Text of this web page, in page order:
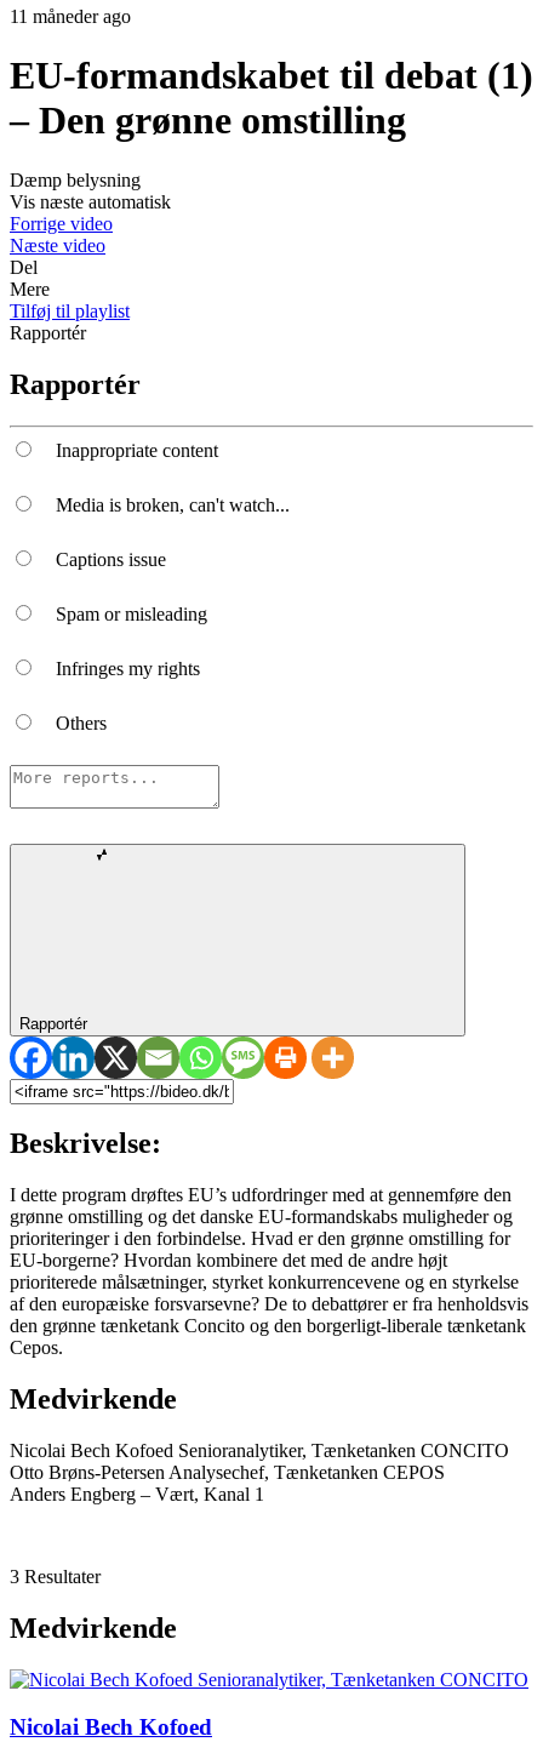
11 måneder ago
EU-formandskabet til debat (1)
– Den grønne omstilling
Dæmp belysning
Vis næste automatisk
Forrige video
Næste video
Del
Mere
Tilføj til playlist
Rapportér
Rapportér
Inappropriate content
Media is broken, can't watch...
Captions issue
Spam or misleading
Infringes my rights
Others
Rapportér
Beskrivelse:
I dette program drøftes EU’s udfordringer med at gennemføre den
grønne omstilling og det danske EU-formandskabs muligheder og
prioriteringer i den forbindelse. Hvad er den grønne omstilling for
EU-borgerne? Hvordan kombinere det med de andre højt
prioriterede målsætninger, styrket konkurrencevene og en styrkelse
af den europæiske forsvarsevne? De to debattører er fra henholdsvis
den grønne tænketank Concito og den borgerligt-liberale tænketank
Cepos.
Medvirkende
Nicolai Bech Kofoed Senioranalytiker, Tænketanken CONCITO
Otto Brøns-Petersen Analysechef, Tænketanken CEPOS
Anders Engberg – Vært, Kanal 1
3 Resultater
Medvirkende
Nicolai Bech Kofoed